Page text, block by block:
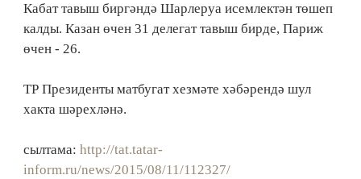
Кабат тавыш биргәндә Шарлеруа исемлектән төшеп
калды. Казан өчен 31 делегат тавыш бирде, Париж
өчен - 26.
ТР Президенты матбугат хезмәте хәбәрендә шул
хакта шәрехләнә.
сылтама: http://tat.tatar-
inform.ru/news/2015/08/11/112327/